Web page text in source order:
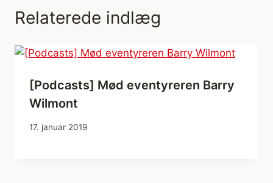
Relaterede indlæg
[Podcasts] Mød eventyreren Barry
Wilmont
17. januar 2019